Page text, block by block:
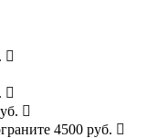
4500 руб.